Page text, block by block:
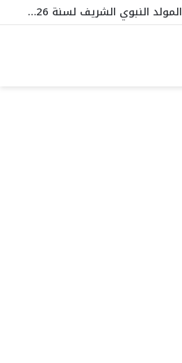
فلكيا.. تحديد موعد المولد النبوي الشريف لسنة 2026